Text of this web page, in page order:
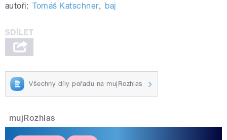
autoři: Tomáš Katschner, baj
Všechny díly pořadu na mujRozhlas
mujRozhlas